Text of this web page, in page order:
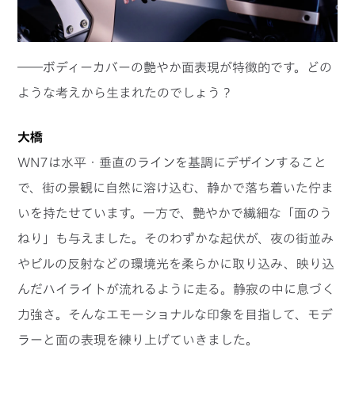
――ボディーカバーの艶やか面表現が特徴的です。どの
ような考えから生まれたのでしょう？
大橋
WN7は水平・垂直のラインを基調にデザインすること
で、街の景観に自然に溶け込む、静かで落ち着いた佇ま
いを持たせています。一方で、艶やかで繊細な「面のう
ねり」も与えました。そのわずかな起伏が、夜の街並み
やビルの反射などの環境光を柔らかに取り込み、映り込
んだハイライトが流れるように走る。静寂の中に息づく
力強さ。そんなエモーショナルな印象を目指して、モデ
ラーと面の表現を練り上げていきました。